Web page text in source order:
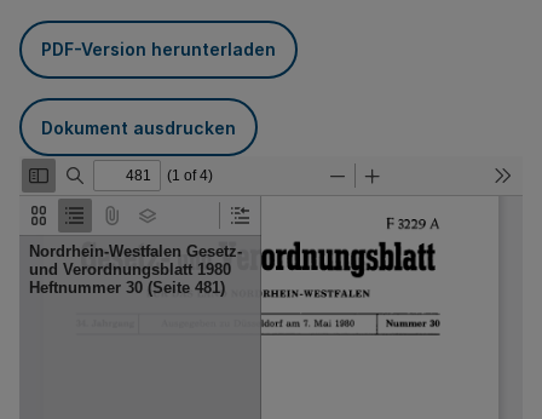
PDF-Version herunterladen
Dokument ausdrucken